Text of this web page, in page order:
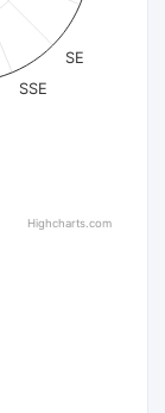
SE
SSE
Highcharts.com